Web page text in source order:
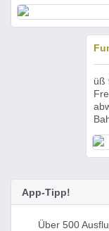
üß
App-Tipp!
Über 500